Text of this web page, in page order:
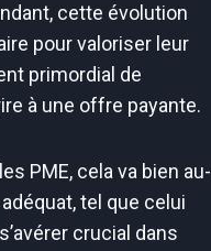
cette évolution
pour valoriser leur
primordial de
à une offre payante.
PME, cela va bien au-
tel que celui
crucial dans